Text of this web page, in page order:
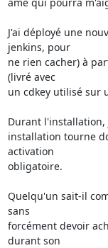
J'ai déployé une
jenkins, pour
ne rien cacher) à
(livré avec
un cdkey utilisé sur
Durant l'installation,
installation tourne
activation
obligatoire.
Quelqu'un sait-il
sans
forcément devoir
durant son